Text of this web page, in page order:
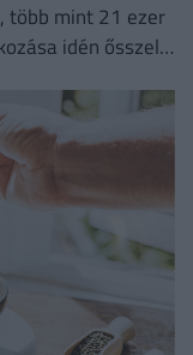
több mint 21 ezer
idén ősszel